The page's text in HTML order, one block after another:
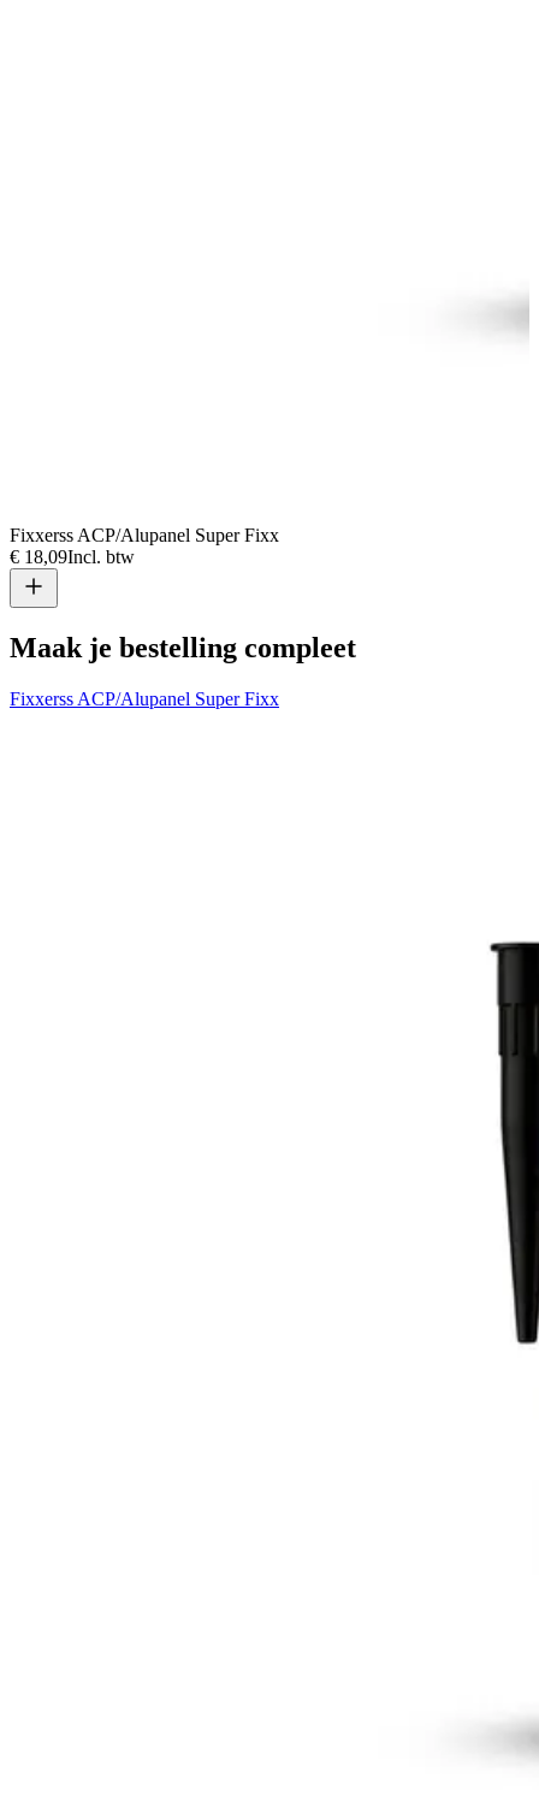
Fixxerss ACP/Alupanel Super Fixx
€ 18,09Incl. btw
Maak je bestelling compleet
Fixxerss ACP/Alupanel Super Fixx